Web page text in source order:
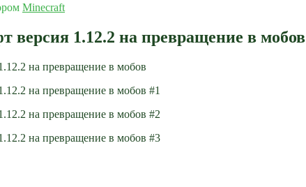
Minecraft
1.12.2 на превращение в мобов